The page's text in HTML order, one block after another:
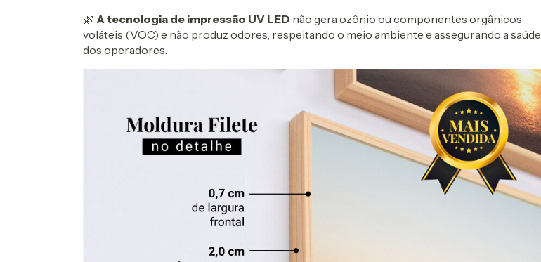
🌿 A tecnologia de impressão UV LED não gera ozônio ou componentes orgânicos
voláteis (VOC) e não produz odores, respeitando o meio ambiente e assegurando a saúde
dos operadores.